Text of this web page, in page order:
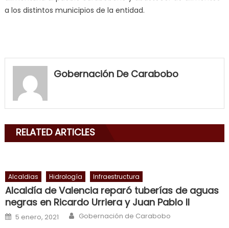
a los distintos municipios de la entidad.
my
neighbor
mouth
delicious
will
smith
is
cuckold,
Gobernación De Carabobo
RELATED ARTICLES
Alcaldias Hidrología Infraestructura
Alcaldía de Valencia reparó tuberías de aguas
negras en Ricardo Urriera y Juan Pablo II
Posted on
5 enero, 2021 Author
Gobernación de Carabobo